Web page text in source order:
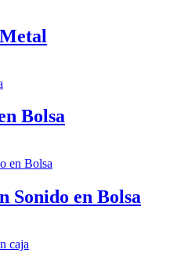
Bolsa
Sonido en Bolsa